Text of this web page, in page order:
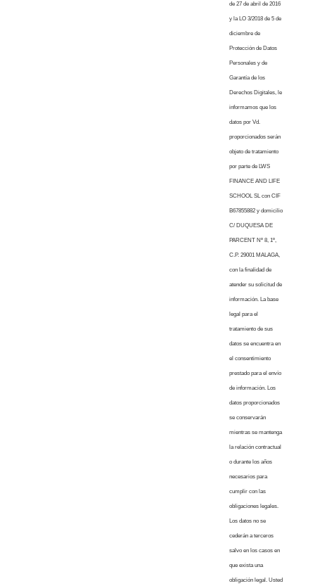
de 27 de abril de 2016
y la LO 3/2018 de 5 de
diciembre de
Protección de Datos
Personales y de
Garantía de los
Derechos Digitales, le
informamos que los
datos por Vd.
proporcionados serán
objeto de tratamiento
por parte de LWS
FINANCE AND LIFE
SCHOOL SL con CIF
B67855882 y domicilio
C/ DUQUESA DE
PARCENT Nº 8, 1º,
C.P. 29001 MALAGA,
con la finalidad de
atender su solicitud de
información. La base
legal para el
tratamiento de sus
datos se encuentra en
el consentimiento
prestado para el envío
de información. Los
datos proporcionados
se conservarán
mientras se mantenga
la relación contractual
o durante los años
necesarios para
cumplir con las
obligaciones legales.
Los datos no se
cederán a terceros
salvo en los casos en
que exista una
obligación legal. Usted